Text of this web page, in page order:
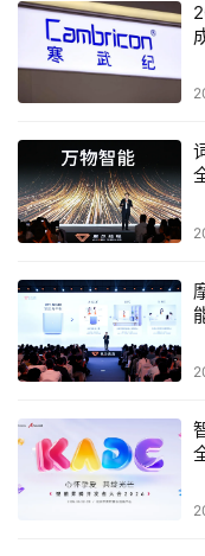
下一步应该对统一存
能也集成到一起，并
淆“统一”的概念，我
更可能的是，将会出
有它独特的名称。例
（并自动地）进行归
这可能更多地是革新
义。
本文来源于DOIT传媒